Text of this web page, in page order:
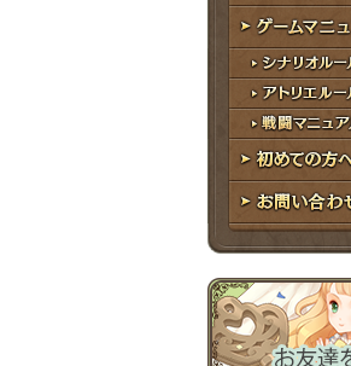
サイドストーリー
ゲームマニュアル
シナリオルール
アトリエルール
戦闘マニュアル
初めての方へ
お問い合わせ